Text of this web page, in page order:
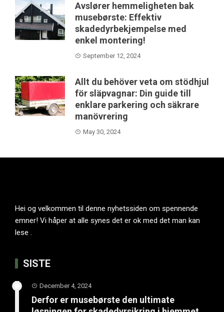
Avslører hemmeligheten bak
musebørste: Effektiv
skadedyrbekjempelse med
enkel montering!
September 12, 2024
Allt du behöver veta om stödhjul
för släpvagnar: Din guide till
enklare parkering och säkrare
manövrering
May 30, 2024
Hei og velkommen til denne nyhetssiden om spennende
emner! Vi håper at alle synes det er ok med det man kan
lese .
SISTE
December 4, 2024
Derfor er musebørste den ultimate